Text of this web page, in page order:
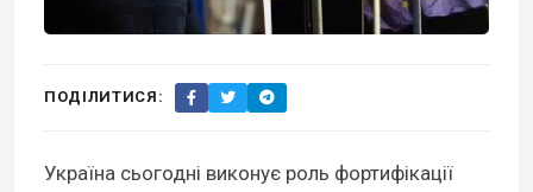
ПОДІЛИТИСЯ:
Україна сьогодні виконує роль фортифікації